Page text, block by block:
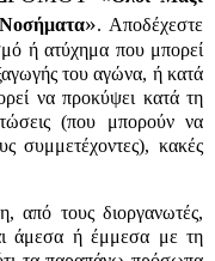
». Αποδέχεστε
ή ατύχημα που μπορεί
του αγώνα, ή κατά
να προκύψει κατά τη
(που μπορούν να
συμμετέχοντες), κακές
από τους διοργανωτές,
άμεσα ή έμμεσα με τη